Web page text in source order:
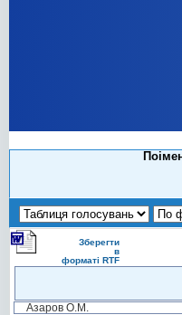
Зберегти
в
форматі RTF
Азаров О.М.